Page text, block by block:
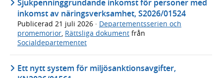
Sjukpenninggrundande inkomst för personer med
inkomst av näringsverksamhet, S2026/01524
Publicerad 21 juli 2026 · Departementsserien och
promemorior Rättsliga dokument från
Socialdepartementet
Ett nytt system för miljösanktionsavgifter,